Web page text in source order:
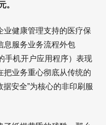
。
业健康管理支持的医疗保
息服务业务流程外包
手机开户应用程序）表现
把业务重心彻底从传统的
据安全”为核心的非印刷服